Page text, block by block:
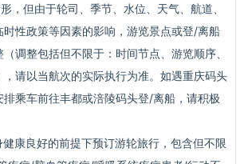
，但由于轮司、季节、水位、天气、航道、
性政策等因素的影响，游览景点或登/离船
调整包括但不限于：时间节点、游览顺序、
请以当航次的实际执行为准。如遇重庆码头
乘车前往丰都或涪陵码头登/离船，请积极
康良好的前提下预订游轮旅行，包含但不限